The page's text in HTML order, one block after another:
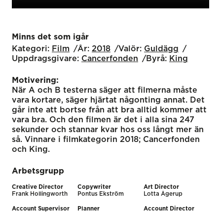
Minns det som igår
Kategori: Film År: 2018 Valör: Guldägg
Uppdragsgivare: Cancerfonden Byrå: King
Motivering:
När A och B testerna säger att filmerna måste
vara kortare, säger hjärtat någonting annat. Det
går inte att bortse från att bra alltid kommer att
vara bra. Och den filmen är det i alla sina 247
sekunder och stannar kvar hos oss långt mer än
så. Vinnare i filmkategorin 2018; Cancerfonden
och King.
Arbetsgrupp
Creative Director
Frank Hollingworth
Copywriter
Pontus Ekström
Art Director
Lotta Ågerup
Account Supervisor
Planner
Account Director